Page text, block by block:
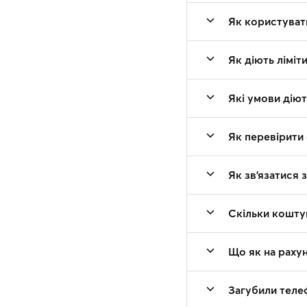
Як
Як діють
Які умови
Як перевірити
Як зв'язатися
Скільки
Що як на
Загубили